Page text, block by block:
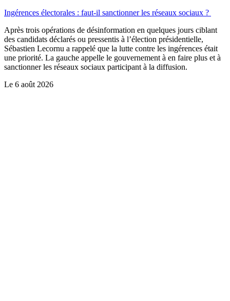
Ingérences électorales : faut-il sanctionner les réseaux sociaux ?
Après trois opérations de désinformation en quelques jours ciblant
des candidats déclarés ou pressentis à l’élection présidentielle,
Sébastien Lecornu a rappelé que la lutte contre les ingérences était
une priorité. La gauche appelle le gouvernement à en faire plus et à
sanctionner les réseaux sociaux participant à la diffusion.
Le 6 août 2026